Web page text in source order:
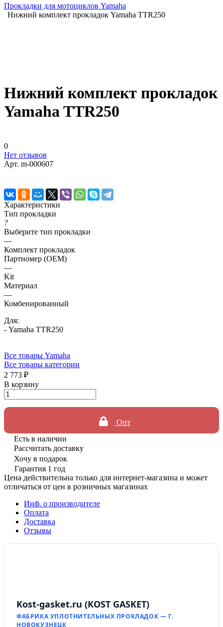
Прокладки для мотоциклов Yamaha
Нижний комплект прокладок Yamaha TTR250
Нижний комплект прокладок
Yamaha TTR250
0
Нет отзывов
Арт. m-000607
Характеристики
Тип прокладки
?
Выберите тип прокладки
—
Комплект прокладок
Партномер (OEM)
—
Kit
Материал
—
Комбенированный
Для:
- Yamaha TTR250
Все товары Yamaha
Все товары категории
2 773 ₽
В корзину
Опт
Есть в наличии
Рассчитать доставку
Хочу в подарок
Гарантия 1 год
Цена действительна только для интернет-магазина и может
отличаться от цен в розничных магазинах
Инф. о производителе
Оплата
Доставка
Отзывы
Kost-gasket.ru (KOST GASKET)
ФАБРИКА УПЛОТНИТЕЛЬНЫХ ПРОКЛАДОК — Г.
НОВОКУЗНЕЦК